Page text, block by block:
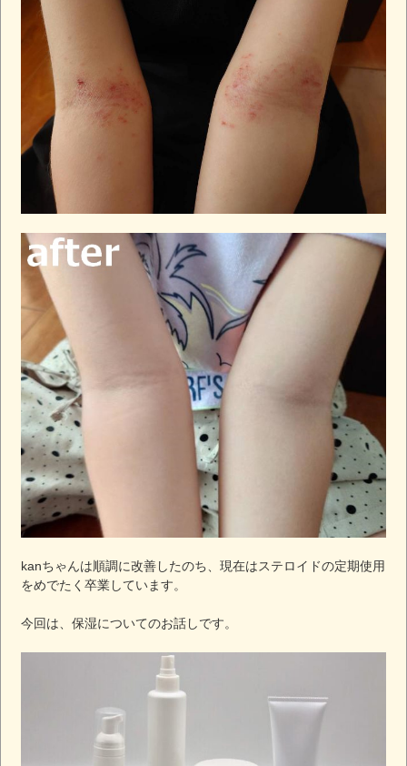
kanちゃんは順調に改善したのち、現在はステロイドの定期使用
をめでたく卒業しています。
今回は、保湿についてのお話しです。